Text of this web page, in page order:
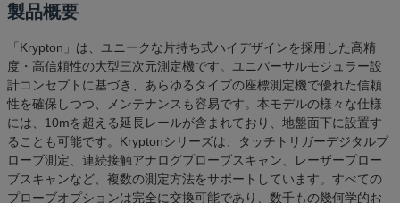
製品概要
「Krypton」は、ユニークな片持ち式ハイデザインを採用した高精
度・高信頼性の大型三次元測定機です。ユニバーサルモジュラー設
計コンセプトに基づき、あらゆるタイプの座標測定機で優れた信頼
性を確保しつつ、メンテナンスも容易です。本モデルの様々な仕様
には、10mを超える延長レールが含まれており、地盤面下に設置す
ることも可能です。Kryptonシリーズは、タッチトリガーデジタルプ
ローブ測定、連続接触アナログプローブスキャン、レーザープロー
ブスキャンなど、複数の測定方法をサポートしています。すべての
プローブオプションは完全に交換可能であり、数千もの幾何学的お